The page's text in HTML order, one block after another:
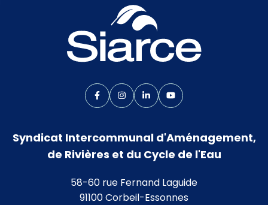
Lien vers le compte Facebook
Lien vers le compte Instagram
Lien vers le compte Linkedin
Lien vers la chaîne
Syndicat Intercommunal d'Aménagement,
de Rivières et du Cycle de l'Eau
58-60 rue Fernand Laguide
91100 Corbeil-Essonnes